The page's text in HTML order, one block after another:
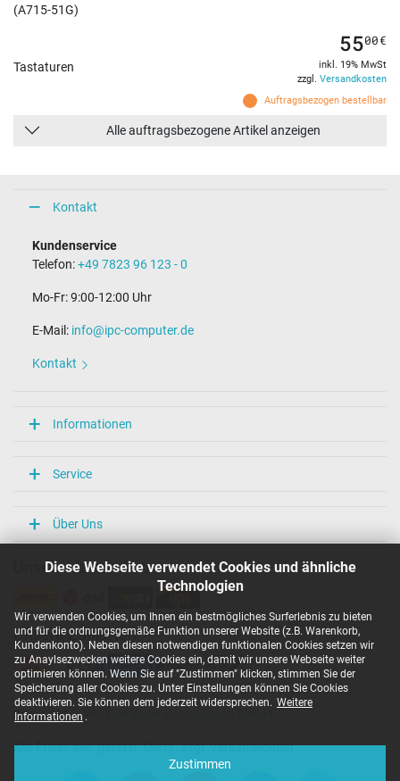
Diese Webseite verwendet Cookies und ähnliche
Technologien
Wir verwenden Cookies, um Ihnen ein bestmögliches Surferlebnis zu bieten
und für die ordnungsgemäße Funktion unserer Website (z.B. Warenkorb,
Kundenkonto). Neben diesen notwendigen funktionalen Cookies setzen wir
zu Anaylsezwecken weitere Cookies ein, damit wir unsere Webseite weiter
optimieren können. Wenn Sie auf "Zustimmen" klicken, stimmen Sie der
Speicherung aller Cookies zu. Unter Einstellungen können Sie Cookies
deaktivieren. Sie können dem jederzeit widersprechen. Weitere
Informationen .
Zustimmen
(A715-51G)
Tastaturen
Auftragsbezogen bestellbar
5500€
inkl. 19% MwSt
zzgl. Versandkosten
Alle auftragsbezogene Artikel anzeigen
Kontakt
Kundenservice
Telefon:+49 7823 96 123 - 0
Mo-Fr: 9:00-12:00 Uhr
E-Mail: info@ipc-computer.de
Kontakt
Informationen
Service
Über Uns
Unsere Versandarten
Unsere Zahlarten
Copyright ©
Alle Preise inkl. gesetzl. MwSt. zzgl. Versandkosten